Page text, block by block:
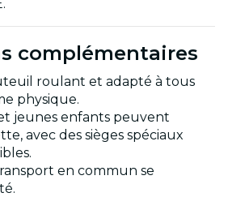
complémentaires
roulant et adapté à tous
physique.
jeunes enfants peuvent
avec des sièges spéciaux
en commun se